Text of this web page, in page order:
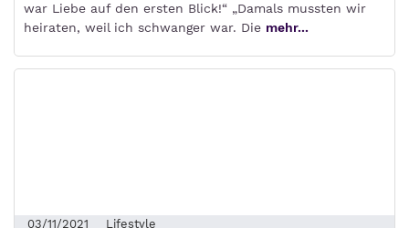
war Liebe auf den ersten Blick!“ „Damals mussten wir
heiraten, weil ich schwanger war. Die mehr...
03/11/2021 Lifestyle